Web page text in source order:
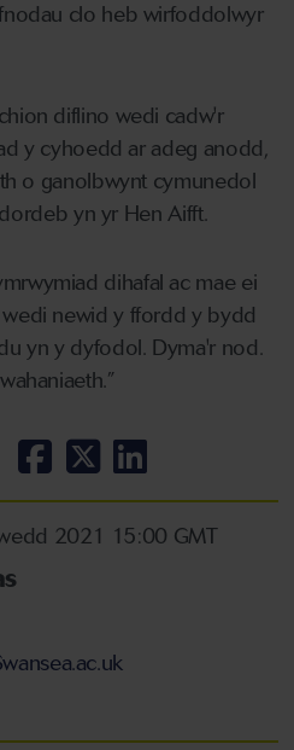
clo heb wirfoddolwyr
diflino wedi cadw'r
y cyhoedd ar adeg anodd,
o ganolbwynt cymunedol
yn yr Hen Aifft.
dihafal ac mae ei
newid y ffordd y bydd
yn y dyfodol. Dyma'r nod.
2021 15:00 GMT